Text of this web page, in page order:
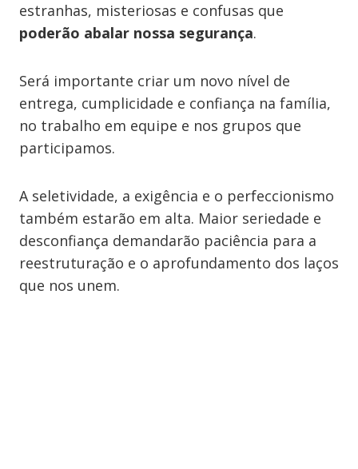
estranhas, misteriosas e confusas que
poderão abalar nossa segurança.
Será importante criar um novo nível de
entrega, cumplicidade e confiança na família,
no trabalho em equipe e nos grupos que
participamos.
A seletividade, a exigência e o perfeccionismo
também estarão em alta. Maior seriedade e
desconfiança demandarão paciência para a
reestruturação e o aprofundamento dos laços
que nos unem.